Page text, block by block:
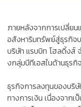
ภายหลังจากการเปลี่ยน
อสังหาริมทรัพย์สู่ธุรกิจ
บริษัท แรบบิท โฮลดิ้งส์
งกลุ่มบีทีเอสในด้านธุรกิ
ธุรกิจการลงทุนของบริ
ทางการเงิน เนื่องจาก